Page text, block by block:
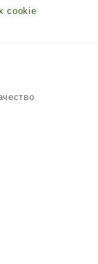
cookie